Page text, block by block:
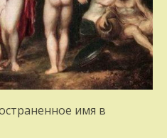
имя в